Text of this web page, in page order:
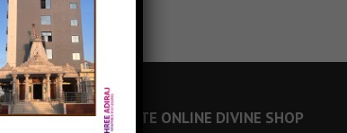
JAINSITE ONLINE DIVINE SHOP